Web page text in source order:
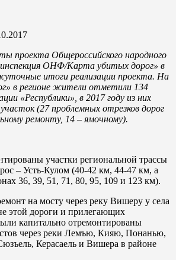
проекта Общероссийского народного
ОНФ/Карта убитых дорог» в
итоги реализации проекта. На
в регионе жители отметили 134
«Республики», в 2017 году из них
(27 проблемных отрезков дорог
ремонту, 14 – ямочному).
участки региональной трассы
– Усть-Кулом (40-42 км, 44-47 км, а
36, 39, 51, 71, 80, 95, 109 и 123 км).
на мосту через реку Вишеру у села
этой дороги и прилегающих
капитально отремонтированы
через реки Лемъю, Кияю, Понанью,
Керасаель и Вишера в районе